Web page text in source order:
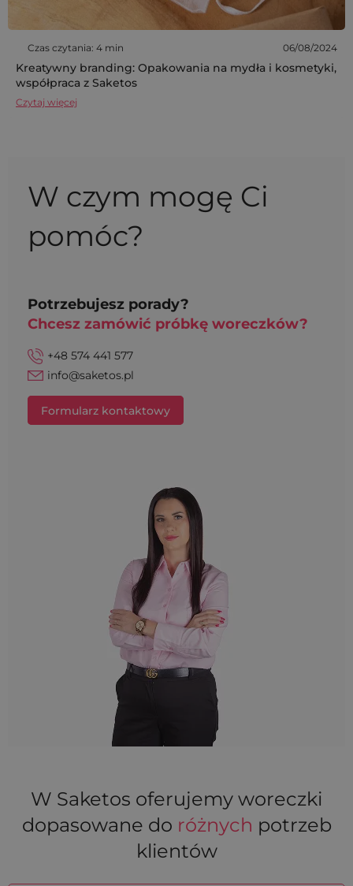
Czas czytania: 4 min 06/08/2024
Kreatywny branding: Opakowania na mydła i kosmetyki,
współpraca z Saketos
Czytaj więcej
W czym mogę Ci
pomóc?
Potrzebujesz porady?
Chcesz zamówić próbkę woreczków?
+48 574 441 577
info@saketos.pl
Formularz kontaktowy
W Saketos oferujemy woreczki
dopasowane do różnych potrzeb
klientów